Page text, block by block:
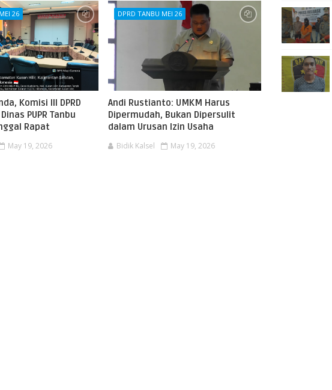
26
Komisi III DPRD
PUPR Tanbu
Rapat
May 19, 2026
DPRD TANBU MEI 26
Andi Rustianto: UMKM Harus
Dipermudah, Bukan Dipersulit
dalam Urusan Izin Usaha
Bidik Kalsel May 19, 2026